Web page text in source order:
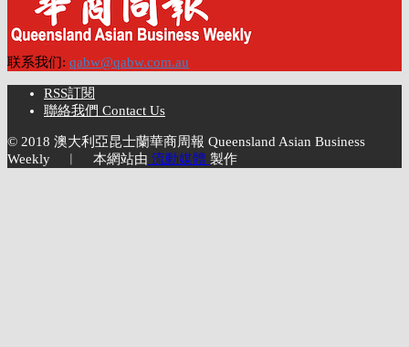
联系我们: qabw@qabw.com.au
RSS訂閱
聯絡我們 Contact Us
© 2018 澳大利亞昆士蘭華商周報 Queensland Asian Business
Weekly ︱ 本網站由 流動媒體 製作